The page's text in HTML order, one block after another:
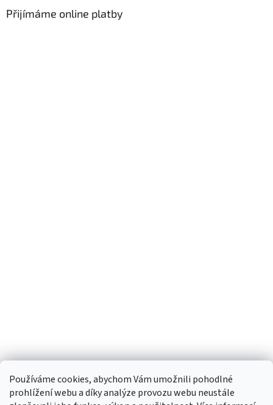
Používáme cookies, abychom Vám umožnili pohodlné
prohlížení webu a díky analýze provozu webu neustále
Přijímáme online platby